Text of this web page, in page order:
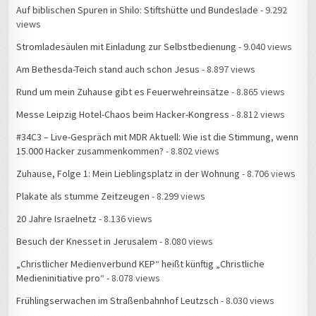
Auf biblischen Spuren in Shilo: Stiftshütte und Bundeslade - 9.292
views
Stromladesäulen mit Einladung zur Selbstbedienung - 9.040 views
Am Bethesda-Teich stand auch schon Jesus - 8.897 views
Rund um mein Zuhause gibt es Feuerwehreinsätze - 8.865 views
Messe Leipzig Hotel-Chaos beim Hacker-Kongress - 8.812 views
#34C3 – Live-Gespräch mit MDR Aktuell: Wie ist die Stimmung, wenn
15.000 Hacker zusammenkommen? - 8.802 views
Zuhause, Folge 1: Mein Lieblingsplatz in der Wohnung - 8.706 views
Plakate als stumme Zeitzeugen - 8.299 views
20 Jahre Israelnetz - 8.136 views
Besuch der Knesset in Jerusalem - 8.080 views
„Christlicher Medienverbund KEP“ heißt künftig „Christliche
Medieninitiative pro“ - 8.078 views
Frühlingserwachen im Straßenbahnhof Leutzsch - 8.030 views